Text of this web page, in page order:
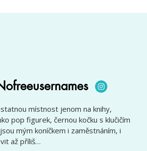
místnost jenom na knihy,
pop figurek, černou kočku s klučičím
mým koníčkem i zaměstnáním, i
až příliš…